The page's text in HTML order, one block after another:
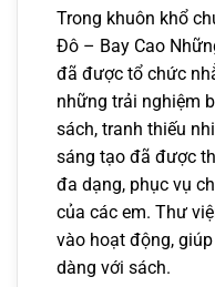
Trong khuôn khổ
Đô – Bay Cao
đã được tổ chức
những trải nghiệm
sách, tranh thiếu
sáng tạo đã được
đa dạng, phục vụ
của các em. Thư
vào hoạt động,
dàng với sách.